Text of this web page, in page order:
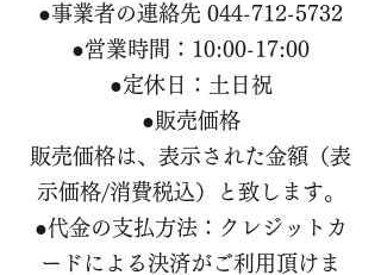
●事業者の連絡先 044-712-5732
●営業時間：10:00-17:00
●定休日：土日祝
●販売価格
販売価格は、表示された金額（表
示価格/消費税込）と致します。
●代金の支払方法：クレジットカ
ードによる決済がご利用頂けま